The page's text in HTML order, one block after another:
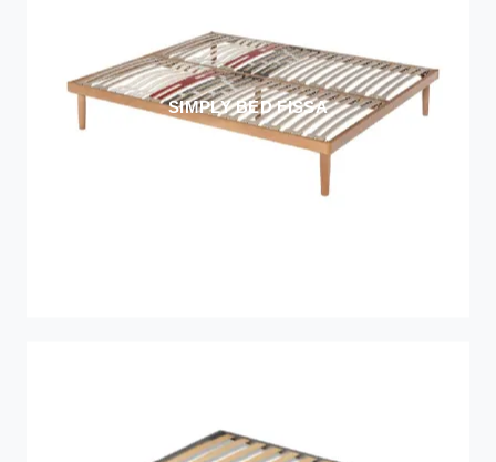
SIMPLY BED FISSA